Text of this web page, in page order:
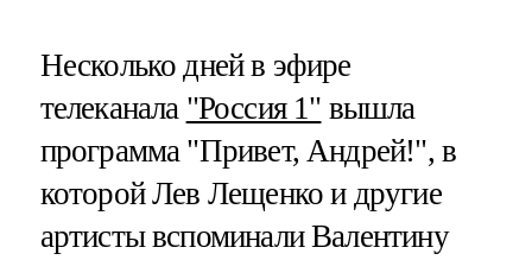
Несколько дней в эфире
телеканала "Россия 1" вышла
программа "Привет, Андрей!", в
которой Лев Лещенко и другие
артисты вспоминали Валентину